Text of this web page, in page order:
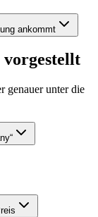
ankommt
genauer unter die